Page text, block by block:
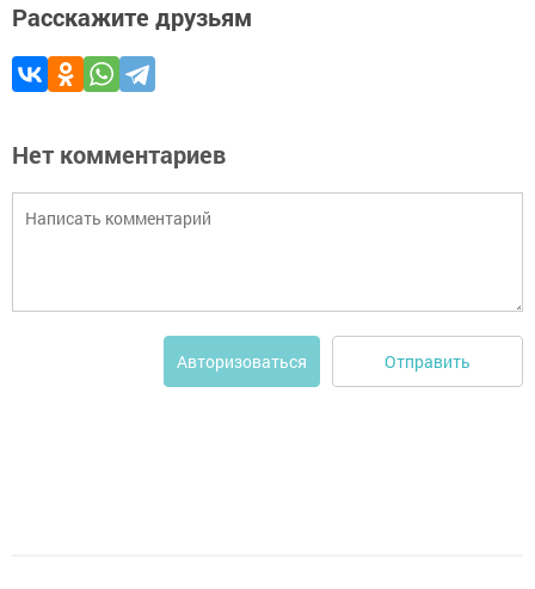
Расскажите друзьям
Нет комментариев
Авторизоваться Отправить